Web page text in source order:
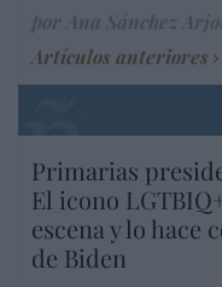
Artículos anteriores
Primarias
El icono
escena y lo hace
de Biden